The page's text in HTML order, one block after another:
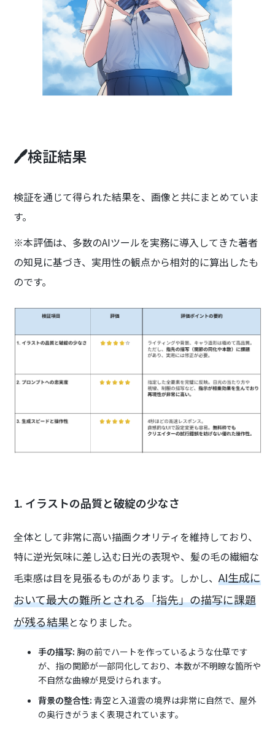
🖊️検証結果
検証を通じて得られた結果を、画像と共にまとめていま
す。
※本評価は、多数のAIツールを実務に導入してきた著者
の知見に基づき、実用性の観点から相対的に算出したも
のです。
1. イラストの品質と破綻の少なさ
全体として非常に高い描画クオリティを維持しており、
特に逆光気味に差し込む日光の表現や、髪の毛の繊細な
毛束感は目を見張るものがあります。しかし、AI生成に
おいて最大の難所とされる「指先」の描写に課題
が残る結果となりました。
手の描写: 胸の前でハートを作っているような仕草です
が、指の関節が一部同化しており、本数が不明瞭な箇所や
不自然な曲線が見受けられます。
背景の整合性: 青空と入道雲の境界は非常に自然で、屋外
の奥行きがうまく表現されています。